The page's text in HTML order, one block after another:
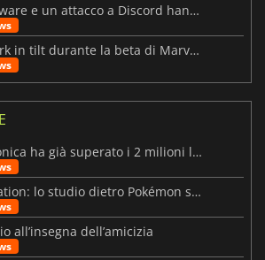
Le mappe dei malware e un attacco a Discord hanno colpito Meccha Chameleon
PlayStation Network in tilt durante la beta di Marvel Tōkon
Resident Evil: Veronica ha già superato i 2 milioni liste dei desideri
Beast of Reincarnation: lo studio dietro Pokémon su una nuova strada
all’insegna dell’amicizia